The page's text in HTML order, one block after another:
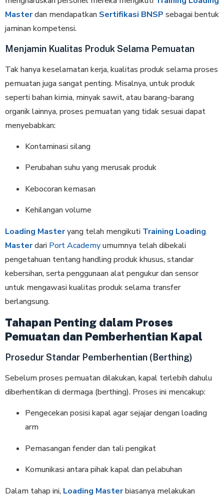
Masterdan mendapatkan Sertifikasi BNSP sebagai bentuk
jaminan kompetensi.
Menjamin Kualitas Produk Selama Pemuatan
Tak hanya keselamatan kerja, kualitas produk selama proses
pemuatan juga sangat penting. Misalnya, untuk produk
seperti bahan kimia, minyak sawit, atau barang-barang
organik lainnya, proses pemuatan yang tidak sesuai dapat
menyebabkan:
Kontaminasi silang
Perubahan suhu yang merusak produk
Kebocoran kemasan
Kehilangan volume
Loading Masteryang telah mengikuti Training Loading
Masterdari Port Academyumumnya telah dibekali
pengetahuan tentang handling produk khusus, standar
kebersihan, serta penggunaan alat pengukur dan sensor
untuk mengawasi kualitas produk selama transfer
berlangsung.
Tahapan Penting dalam Proses
Pemuatan dan Pemberhentian Kapal
Prosedur Standar Pemberhentian (Berthing)
Sebelum proses pemuatan dilakukan, kapal terlebih dahulu
diberhentikan di dermaga (berthing). Proses ini mencakup:
Pengecekan posisi kapal agar sejajar dengan loading
arm
Pemasangan fender dan tali pengikat
Komunikasi antara pihak kapal dan pelabuhan
Dalam tahap ini, Loading Masterbiasanya melakukan